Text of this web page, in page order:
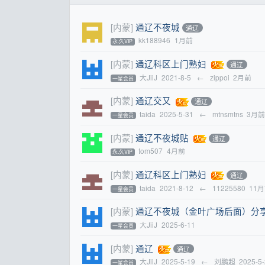
[内蒙] 通辽不夜城 通辽
永.久VIP kk188946 1月前
[内蒙] 通辽科区上门熟妇 通辽
一星会员 大JiiJ 2021-8-5 ← zippoi 2月前
[内蒙] 通辽交又 通辽
一星会员 taida 2025-5-31 ← mtnsmtns 3月前
[内蒙] 通辽不夜城贴 通辽
永.久VIP tom507 4月前
[内蒙] 通辽科区上门熟妇 通辽
一星会员 taida 2021-8-12 ← 11225580 11
[内蒙] 通辽不夜城（金叶广场后面）分
一星会员 大JiiJ 2025-6-11
[内蒙] 通辽 通辽
一星会员 大JiiJ 2025-5-19 ← 刘鹏超 2025-